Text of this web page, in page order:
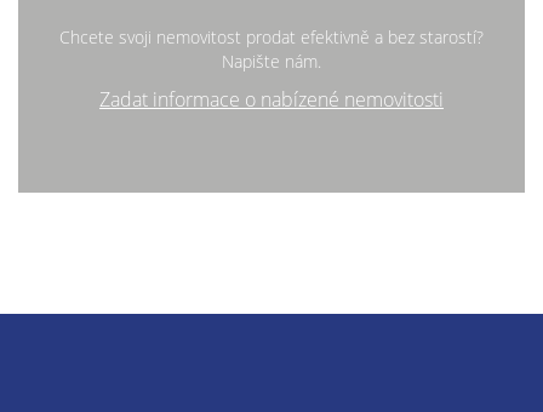
Chcete svoji nemovitost prodat efektivně a bez starostí?
Napište nám.
Zadat informace o nabízené nemovitosti